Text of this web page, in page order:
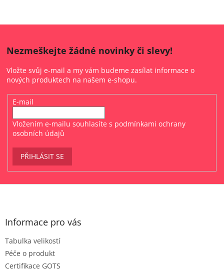
Nezmeškejte žádné novinky či slevy!
Vložte svůj e-mail a my vám budeme zasílat informace o
nových produktech na našem e-shopu.
E-mail
Vložením e-mailu souhlasíte s podmínkami ochrany
osobních údajů
PŘIHLÁSIT SE
Z
Informace pro vás
Tabulka velikostí
Péče o produkt
Certifikace GOTS